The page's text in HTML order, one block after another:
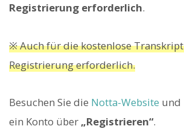
Registrierung erforderlich.
※ Auch für die kostenlose
Registrierung erforderlich.
Besuchen Sie die Notta-Website und
ein Konto über „Registrieren“.